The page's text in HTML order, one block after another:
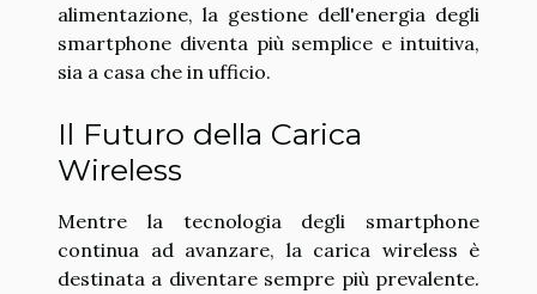
alimentazione, la gestione dell'energia degli
smartphone diventa più semplice e intuitiva,
sia a casa che in ufficio.
Il Futuro della Carica
Wireless
Mentre la tecnologia degli smartphone
continua ad avanzare, la carica wireless è
destinata a diventare sempre più prevalente.